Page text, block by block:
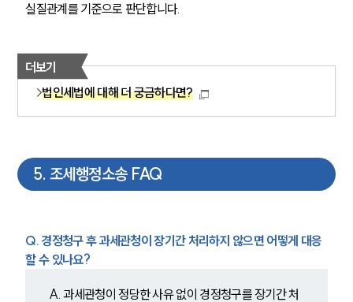
그룹소개
대륜의 강점
오시는 길
글로벌 파트너 로펌
고객의 소리
업무사례
주요 업무사례
사례분석/최신동향
고객후기
실질관계를 기준으로 판단합니다.
더보기
법인세법에 대해 더 궁금하다면?
5. 조세행정소송 FAQ
Q. 경정청구 후 과세관청이 장기간 처리하지 않으면 어떻게 대응
할 수 있나요?
A. 과세관청이 정당한 사유 없이 경정청구를 장기간 처